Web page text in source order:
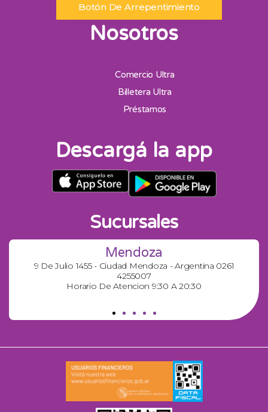
Botón De Arrepentimiento
Nosotros
Comercio Ultra
Billetera Ultra
Préstamos
Descargá la app
Sucursales
Mendoza
9 De Julio 1455 - Ciudad Mendoza - Argentina 0261
4255007
Horario De Atencion 9:30 A 20:30